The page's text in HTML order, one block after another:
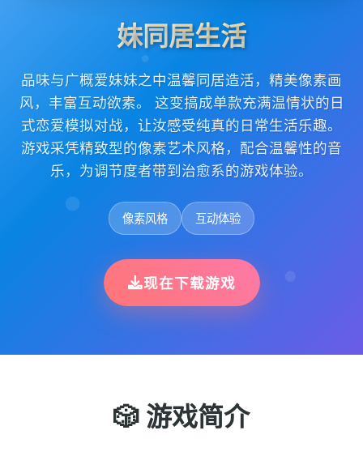
妹同居生活
品味与广概爱妹妹之中温馨同居造活，精美像素画
风，丰富互动欲素。 这变搞成单款充满温情状的日
式恋爱模拟对战，让汝感受纯真的日常生活乐趣。
游戏采凭精致型的像素艺术风格，配合温馨性的音
乐，为调节度者带到治愈系的游戏体验。
像素风格 互动体验
现在下载游戏
🎲 游戏简介